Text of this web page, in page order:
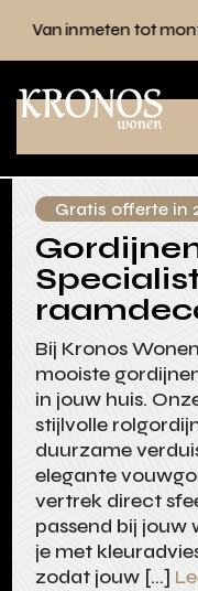
montage geregeld
Gratis offerte in
Bij Kronos
mooiste
in jouw huis.
stijlvolle
duurzame
elegante
vertrek direct
passend bij jouw
je met
zodat jouw […]